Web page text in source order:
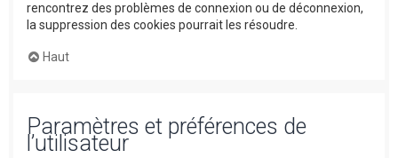
rencontrez des problèmes de connexion ou de déconnexion,
la suppression des cookies pourrait les résoudre.
Haut
Paramètres et préférences de
l’utilisateur